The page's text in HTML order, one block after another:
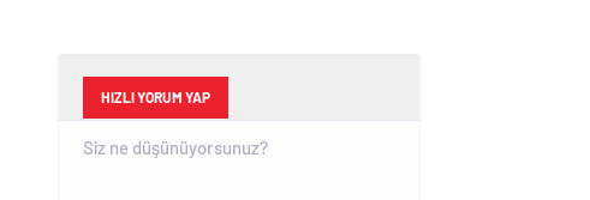
HIZLI YORUM YAP